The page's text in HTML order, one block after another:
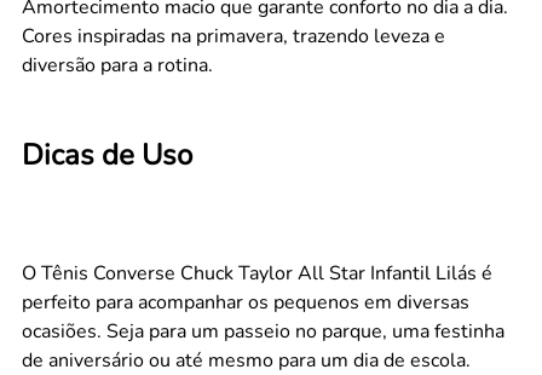
Amortecimento macio que garante conforto no dia a dia.
Cores inspiradas na primavera, trazendo leveza e
diversão para a rotina.
Dicas de Uso
O Tênis Converse Chuck Taylor All Star Infantil Lilás é
perfeito para acompanhar os pequenos em diversas
ocasiões. Seja para um passeio no parque, uma festinha
de aniversário ou até mesmo para um dia de escola.